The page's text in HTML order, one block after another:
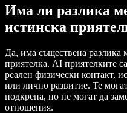
Има ли разлика
истинска
Да, има съществена разлика
приятелка. AI приятелките
реален физически контакт,
или лично развитие. Те
подкрепа, но не могат да
отношения.